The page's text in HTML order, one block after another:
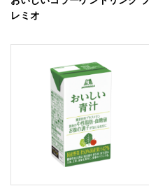
レミオ